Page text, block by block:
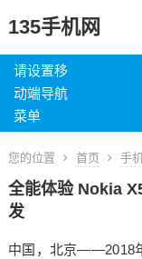
135手机网
请设置移
动端导航
菜单
您的位置 首页 手
全能体验 Nokia
发
中国，北京——2018